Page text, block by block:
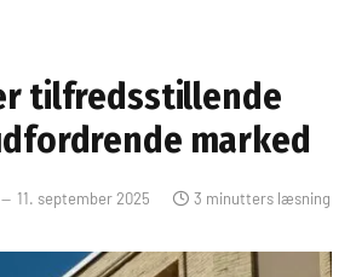
tilfredsstillende
marked
11. september 2025 3 minutters læsning